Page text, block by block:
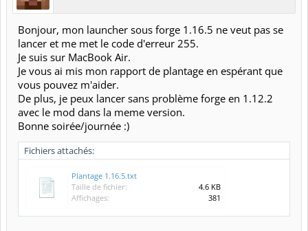
Bonjour, mon launcher sous forge 1.16.5 ne veut pas se
lancer et me met le code d'erreur 255.
Je suis sur MacBook Air.
Je vous ai mis mon rapport de plantage en espérant que
vous pouvez m'aider.
De plus, je peux lancer sans problème forge en 1.12.2
avec le mod dans la meme version.
Bonne soirée/journée :)
Fichiers attachés:
Plantage 1.16.5.txt
Taille de fichier:
4.6 KB
Affichages:
381